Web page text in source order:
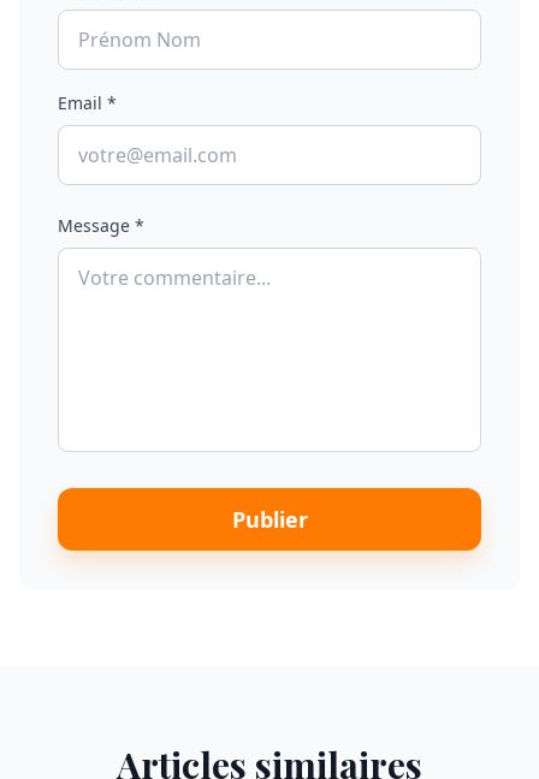
Email *
Message *
Publier
Articles similaires